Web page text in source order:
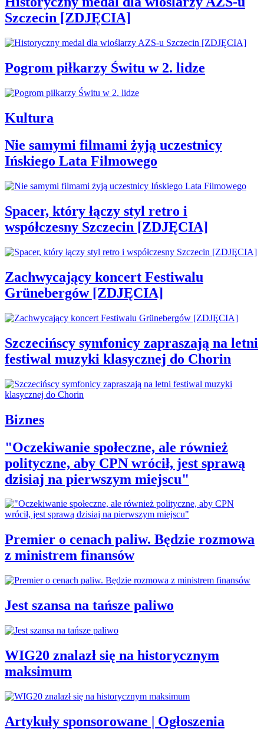
Szczecin [ZDJĘCIA]
Pogrom piłkarzy Świtu w 2. lidze
Kultura
Nie samymi filmami żyją uczestnicy
Ińskiego Lata Filmowego
Spacer, który łączy styl retro i
współczesny Szczecin [ZDJĘCIA]
Zachwycający koncert Festiwalu
Grünebergów [ZDJĘCIA]
Szczecińscy symfonicy zapraszają na letni
festiwal muzyki klasycznej do Chorin
Biznes
"Oczekiwanie społeczne, ale również
polityczne, aby CPN wrócił, jest sprawą
dzisiaj na pierwszym miejscu"
Premier o cenach paliw. Będzie rozmowa
z ministrem finansów
Jest szansa na tańsze paliwo
WIG20 znalazł się na historycznym
maksimum
Artykuły sponsorowane | Ogłoszenia